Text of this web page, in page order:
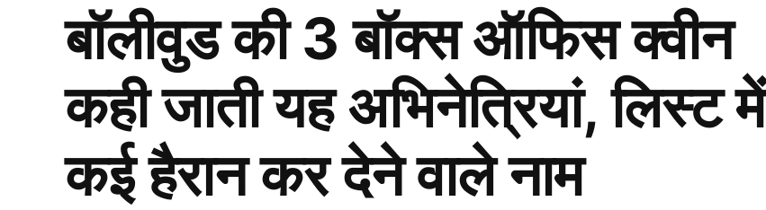
बॉलीवुड की 3 बॉक्स ऑफिस क्वीन
कही जाती यह अभिनेत्रियां, लिस्ट में
कई हैरान कर देने वाले नाम